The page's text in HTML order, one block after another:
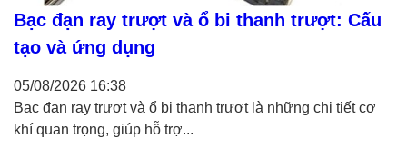
Bạc đạn ray trượt và ổ bi thanh trượt: Cấu
tạo và ứng dụng
05/08/2026 16:38
Bạc đạn ray trượt và ổ bi thanh trượt là những chi tiết cơ
khí quan trọng, giúp hỗ trợ...